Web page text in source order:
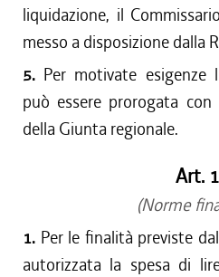
liquidazione, il
messo a disposizione dalla
5. Per motivate esigenze
può essere prorogata
della Giunta regionale.
Art.
(Norme
1. Per le finalità previste
autorizzata la spesa di